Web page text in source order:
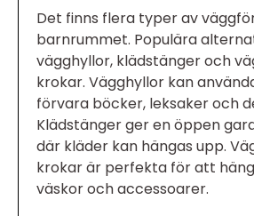
Det finns flera typer av
barnrummet. Populära
vägghyllor, klädstänger och
krokar. Vägghyllor kan
förvara böcker, leksaker och
Klädstänger ger en öppen
där kläder kan hängas upp.
krokar är perfekta för att
väskor och accessoarer.